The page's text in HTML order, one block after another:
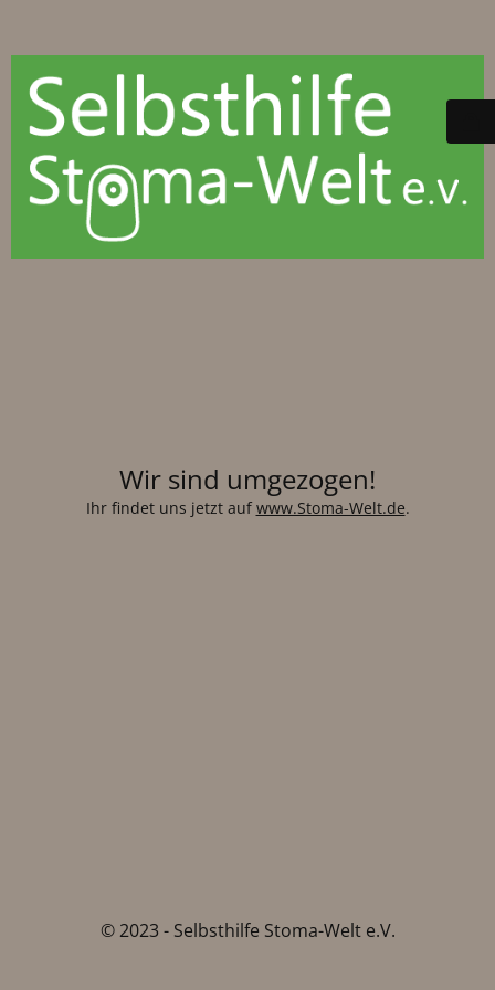
Wir sind umgezogen!
Ihr findet uns jetzt aufwww.Stoma-Welt.de.
© 2023 - Selbsthilfe Stoma-Welt e.V.